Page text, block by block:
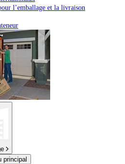
l’emballage et la livraison
principal